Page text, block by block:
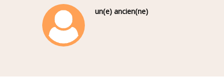
un(e) ancien(ne)